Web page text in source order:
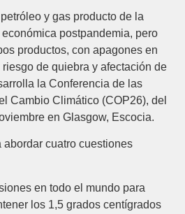
y gas producto de la
postpandemia, pero
productos, con apagones en
de quiebra y afectación de
la Conferencia de las
Cambio Climático (COP26), del
en Glasgow, Escocia.
cuatro cuestiones
en todo el mundo para
los 1,5 grados centígrados